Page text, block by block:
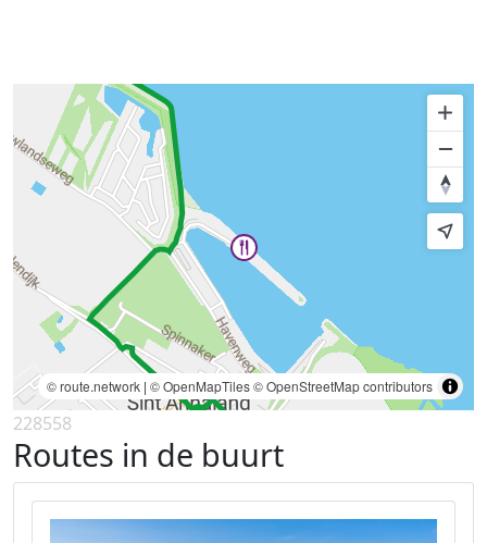
© route.network | © OpenMapTiles© OpenStreetMap contributors
228558
Routes in de buurt